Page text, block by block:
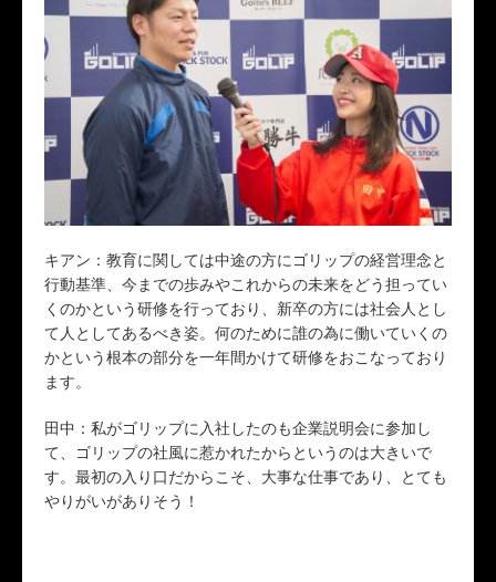
キアン：教育に関しては中途の方にゴリップの経営理念と
行動基準、今までの歩みやこれからの未来をどう担ってい
くのかという研修を行っており、新卒の方には社会人とし
て人としてあるべき姿。何のために誰の為に働いていくの
かという根本の部分を一年間かけて研修をおこなっており
ます。
田中：私がゴリップに入社したのも企業説明会に参加し
て、ゴリップの社風に惹かれたからというのは大きいで
す。最初の入り口だからこそ、大事な仕事であり、とても
やりがいがありそう！